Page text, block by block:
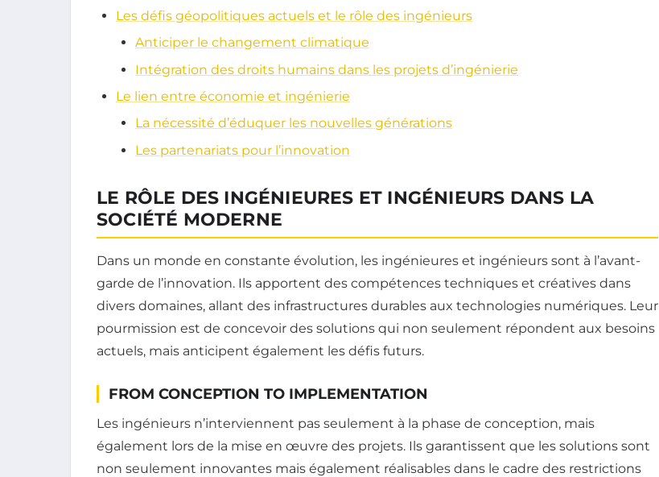
Les défis géopolitiques actuels et le rôle des ingénieurs
Anticiper le changement climatique
Intégration des droits humains dans les projets d’ingénierie
Le lien entre économie et ingénierie
La nécessité d’éduquer les nouvelles générations
Les partenariats pour l’innovation
LE RÔLE DES INGÉNIEURES ET INGÉNIEURS DANS LA
SOCIÉTÉ MODERNE
Dans un monde en constante évolution, les ingénieures et ingénieurs sont à l’avant-
garde de l’innovation. Ils apportent des compétences techniques et créatives dans
divers domaines, allant des infrastructures durables aux technologies numériques. Leur
pourmission est de concevoir des solutions qui non seulement répondent aux besoins
actuels, mais anticipent également les défis futurs.
FROM CONCEPTION TO IMPLEMENTATION
Les ingénieurs n’interviennent pas seulement à la phase de conception, mais
également lors de la mise en œuvre des projets. Ils garantissent que les solutions sont
non seulement innovantes mais également réalisables dans le cadre des restrictions